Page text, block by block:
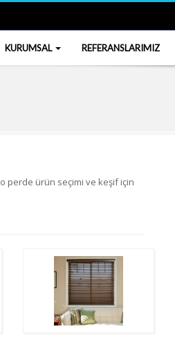
KURUMSAL REFERANSLARIMIZ
perde ürün seçimi ve keşif için